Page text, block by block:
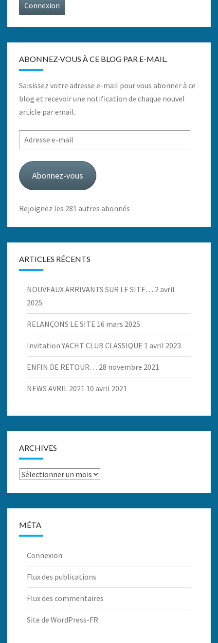
Connexion
ABONNEZ-VOUS À CE BLOG PAR E-MAIL.
Saisissez votre adresse e-mail pour vous abonner à ce
blog et recevoir une notification de chaque nouvel
article par email.
Adresse
e-
mail
Abonnez-vous
Rejoignez les 281 autres abonnés
ARTICLES RÉCENTS
NOUVEAUX ARRIVANTS SUR LE SITE… 2 avril
2025
RELANÇONS LE SITE 16 mars 2025
Invitation YACHT CLUB CLASSIQUE 1 avril 2023
ENFIN DE RETOUR… 28 novembre 2021
NEWS AVRIL 2021 10 avril 2021
ARCHIVES
Archives
MÉTA
Connexion
Flux des publications
Flux des commentaires
Site de WordPress-FR